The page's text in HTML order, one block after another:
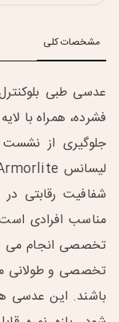
مشخصات کلی
فشرده، همراه با
جلوگیری از
شفافیت رقابتی در
مناسب افرادی است
تخصصی انجام می
تخصصی و طولانی
باشند. این عدسی